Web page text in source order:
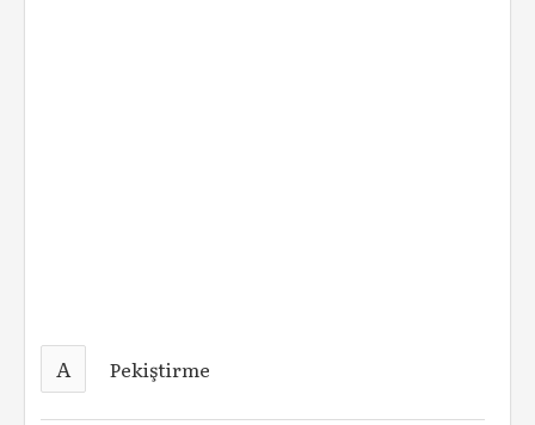
A Pekiştirme